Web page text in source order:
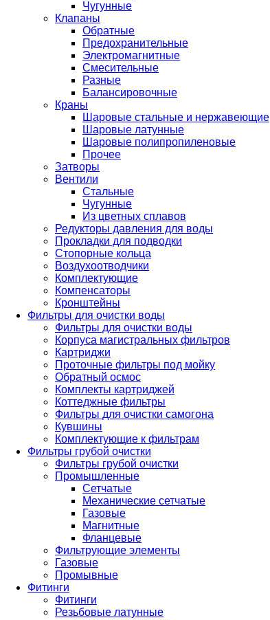
Чугунные
Клапаны
Обратные
Предохранительные
Электромагнитные
Смесительные
Разные
Балансировочные
Краны
Шаровые стальные и нержавеющие
Шаровые латунные
Шаровые полипропиленовые
Прочее
Затворы
Вентили
Стальные
Чугунные
Из цветных сплавов
Редукторы давления для воды
Прокладки для подводки
Стопорные кольца
Воздухоотводчики
Комплектующие
Компенсаторы
Кронштейны
Фильтры для очистки воды
Фильтры для очистки воды
Корпуса магистральных фильтров
Картриджи
Проточные фильтры под мойку
Обратный осмос
Комплекты картриджей
Коттеджные фильтры
Фильтры для очистки самогона
Кувшины
Комплектующие к фильтрам
Фильтры грубой очистки
Фильтры грубой очистки
Промышленные
Сетчатые
Механические сетчатые
Газовые
Магнитные
Фланцевые
Фильтрующие элементы
Газовые
Промывные
Фитинги
Фитинги
Резьбовые латунные